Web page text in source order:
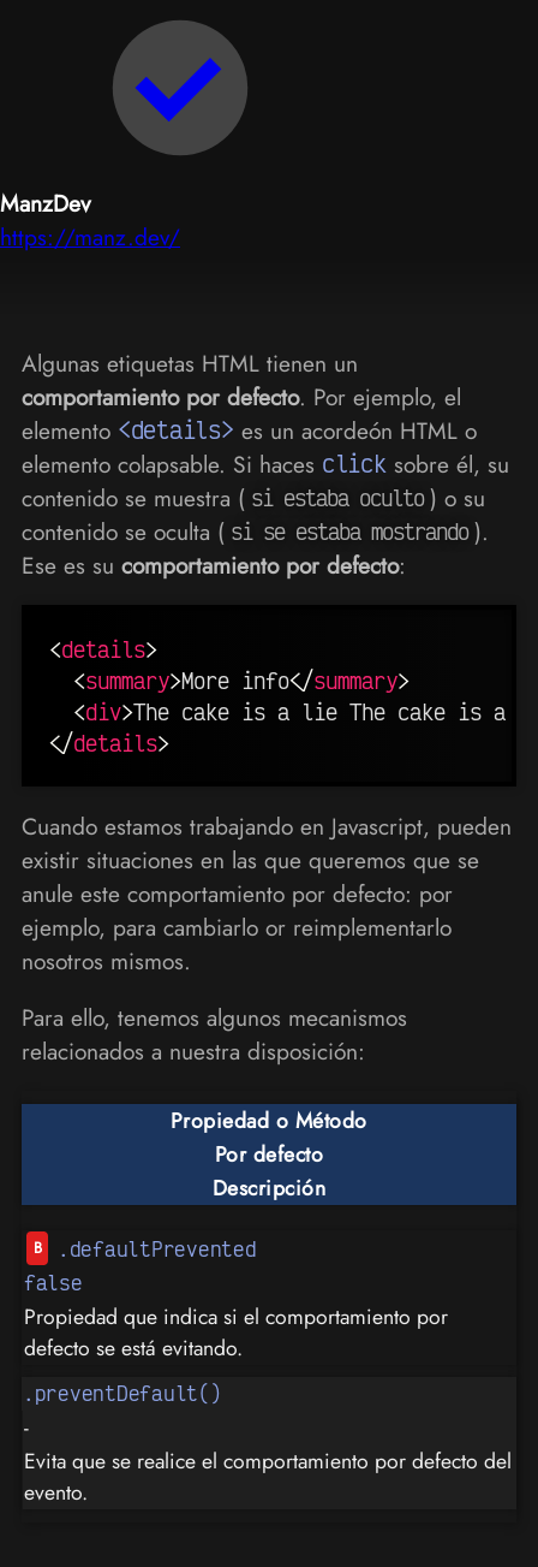
ManzDev
https://manz.dev/
Algunas etiquetas HTML tienen un
comportamiento por defecto. Por ejemplo, el
elemento <details> es un acordeón HTML o
elemento colapsable. Si haces clicksobre él, su
contenido se muestra ( si estaba oculto ) o su
contenido se oculta ( si se estaba mostrando ).
Ese es su comportamiento por defecto:
<details>
<summary>More info</summary>
<div>The cake is a lie The cake is a
</details>
Cuando estamos trabajando en Javascript, pueden
existir situaciones en las que queremos que se
anule este comportamiento por defecto: por
ejemplo, para cambiarlo or reimplementarlo
nosotros mismos.
Para ello, tenemos algunos mecanismos
relacionados a nuestra disposición:
Propiedad o Método
Por defecto
Descripción
.defaultPrevented
false
Propiedad que indica si el comportamiento por
defecto se está evitando.
.preventDefault()
-
Evita que se realice el comportamiento por defecto del
evento.